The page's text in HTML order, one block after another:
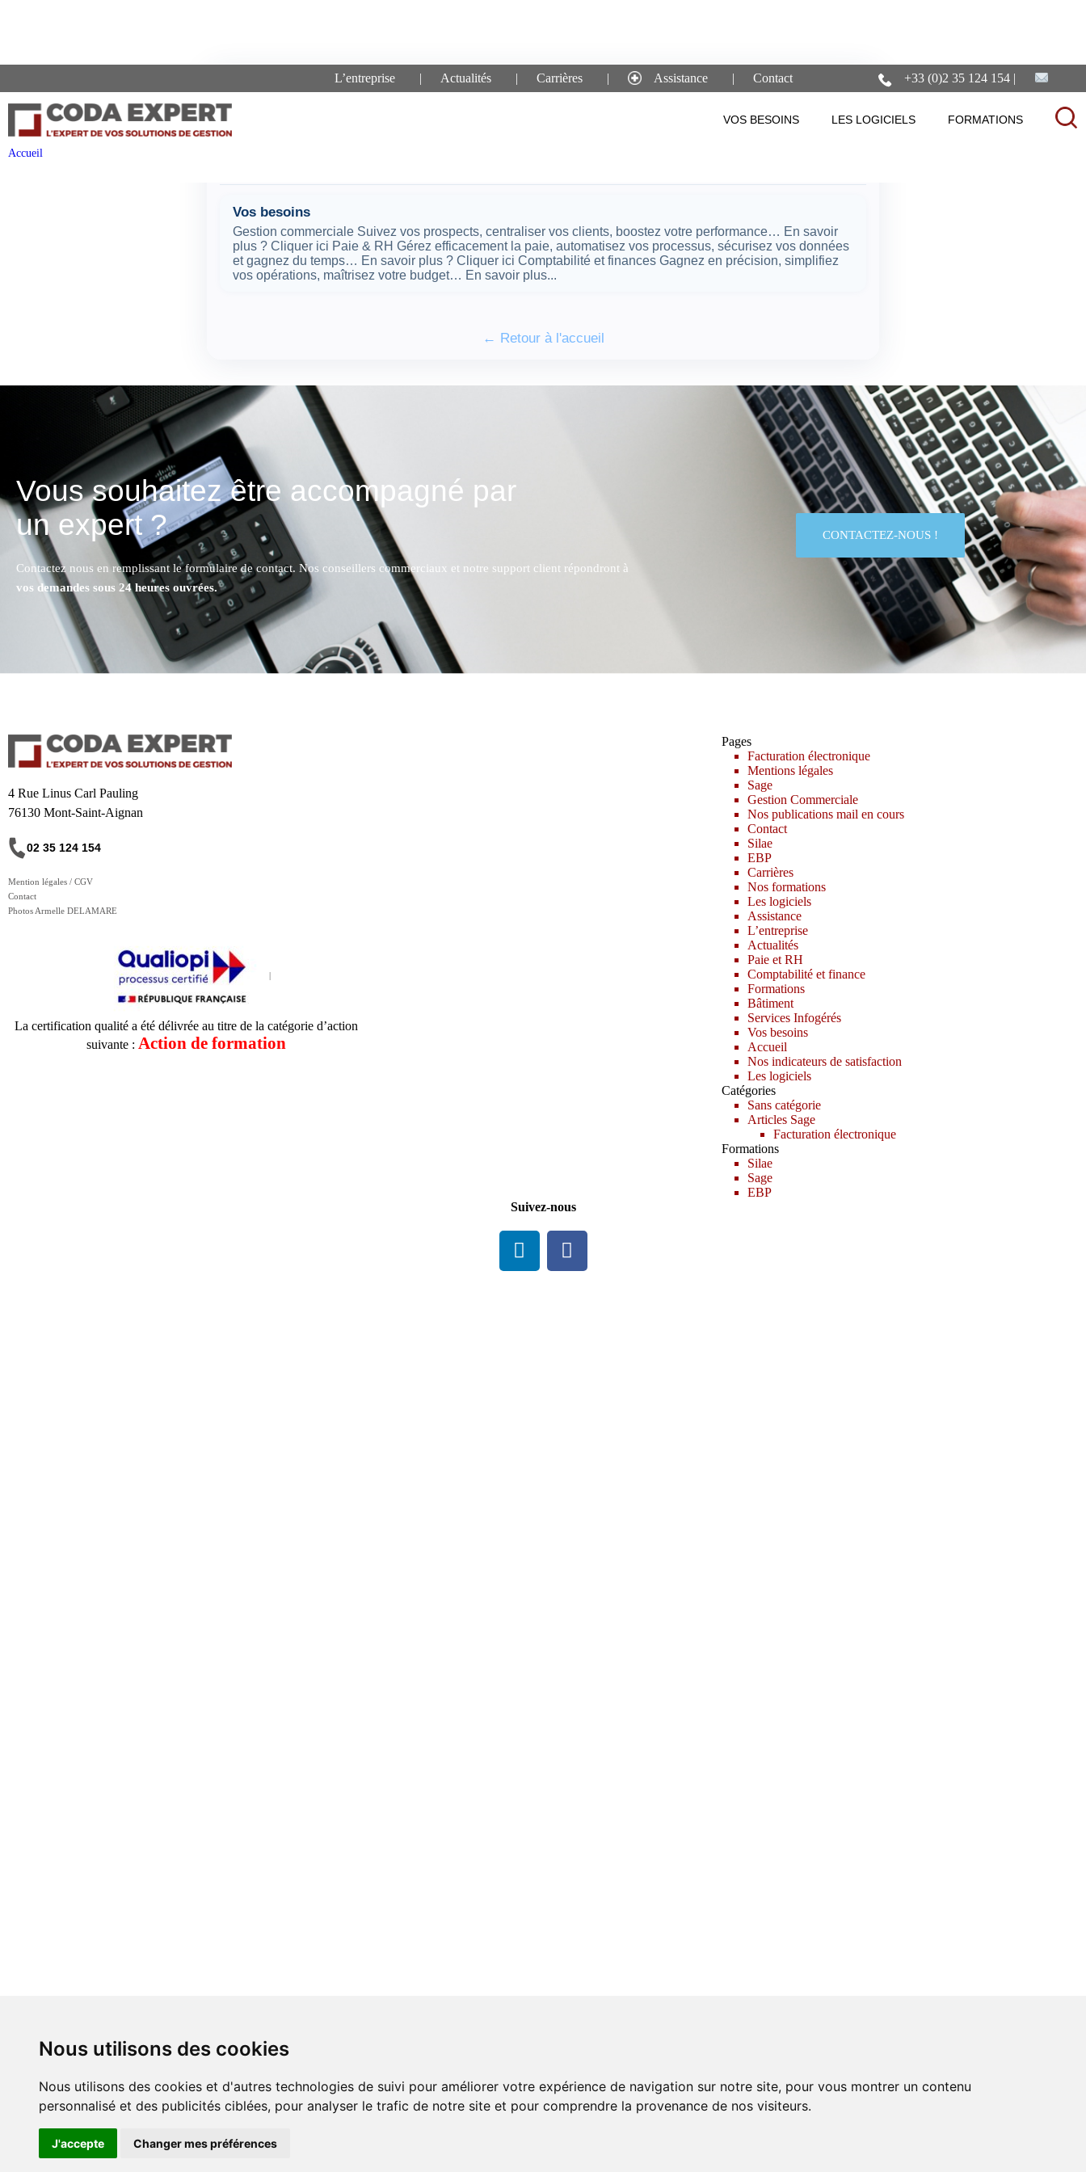
Nous utilisons des cookies
Nous utilisons des cookies et d'autres technologies de suivi pour améliorer votre expérience de navigation sur notre site, pour vous montrer un contenu
personnalisé et des publicités ciblées, pour analyser le trafic de notre site et pour comprendre la provenance de nos visiteurs.
J'accepte Changer mes préférences
L’entreprise Actualités Carrières Assistance Contact +33 (0)2 35 124 154
VOS BESOINS LES LOGICIELS FORMATIONS
Accueil
Vos besoins
Gestion commerciale Suivez vos prospects, centraliser vos clients, boostez votre performance… En savoir
plus ? Cliquer ici Paie & RH Gérez efficacement la paie, automatisez vos processus, sécurisez vos données
et gagnez du temps… En savoir plus ? Cliquer ici Comptabilité et finances Gagnez en précision, simplifiez
vos opérations, maîtrisez votre budget… En savoir plus...
← Retour à l'accueil
Vous souhaitez être accompagné par
un expert ?
Contactez nous en remplissant le formulaire de contact. Nos conseillers commerciaux et notre support client répondront à
vos demandes sous 24 heures ouvrées.
CONTACTEZ-NOUS !
4 Rue Linus Carl Pauling
76130 Mont-Saint-Aignan
02 35 124 154
Mention légales / CGV
Contact
Photos Armelle DELAMARE
La certification qualité a été délivrée au titre de la catégorie d’action
suivante : Action de formation
Pages
Facturation électronique
Mentions légales
Sage
Gestion Commerciale
Nos publications mail en cours
Contact
Silae
EBP
Carrières
Nos formations
Les logiciels
Assistance
L’entreprise
Actualités
Paie et RH
Comptabilité et finance
Formations
Bâtiment
Services Infogérés
Vos besoins
Accueil
Nos indicateurs de satisfaction
Les logiciels
Catégories
Sans catégorie
Articles Sage
Facturation électronique
Formations
Silae
Sage
EBP
Suivez-nous